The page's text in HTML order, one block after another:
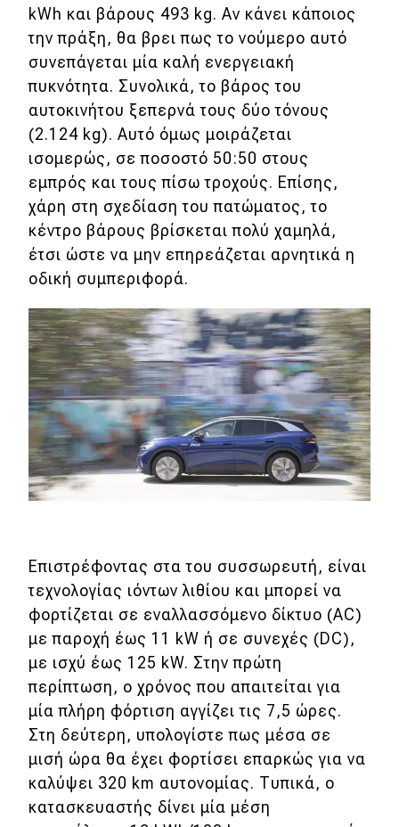
Οδηγός αγοράς
Συμβουλές
Χρηστικά
Συμβουλές
ΚΤΕΟ
Οδική βοήθεια
eDRIVE
DRIVE USED
kWh και βάρους 493 kg. Αν κάνει κάποιος
την πράξη, θα βρει πως το νούμερο αυτό
συνεπάγεται μία καλή ενεργειακή
πυκνότητα. Συνολικά, το βάρος του
αυτοκινήτου ξεπερνά τους δύο τόνους
(2.124 kg). Αυτό όμως μοιράζεται
ισομερώς, σε ποσοστό 50:50 στους
εμπρός και τους πίσω τροχούς. Επίσης,
χάρη στη σχεδίαση του πατώματος, το
κέντρο βάρους βρίσκεται πολύ χαμηλά,
έτσι ώστε να μην επηρεάζεται αρνητικά η
οδική συμπεριφορά.
Επιστρέφοντας στα του συσσωρευτή, είναι
τεχνολογίας ιόντων λιθίου και μπορεί να
φορτίζεται σε εναλλασσόμενο δίκτυο (AC)
με παροχή έως 11 kW ή σε συνεχές (DC),
με ισχύ έως 125 kW. Στην πρώτη
περίπτωση, ο χρόνος που απαιτείται για
μία πλήρη φόρτιση αγγίζει τις 7,5 ώρες.
Στη δεύτερη, υπολογίστε πως μέσα σε
μισή ώρα θα έχει φορτίσει επαρκώς για να
καλύψει 320 km αυτονομίας. Τυπικά, ο
κατασκευαστής δίνει μία μέση